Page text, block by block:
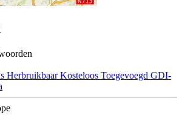
Herbruikbaar Kosteloos Toegevoegd GDI-